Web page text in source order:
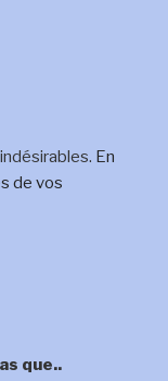
En
de vos
que..